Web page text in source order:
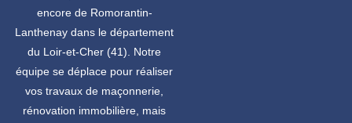
encore de Romorantin-
Lanthenay dans le département
du Loir-et-Cher (41). Notre
équipe se déplace pour réaliser
vos travaux de maçonnerie,
rénovation immobilière, mais